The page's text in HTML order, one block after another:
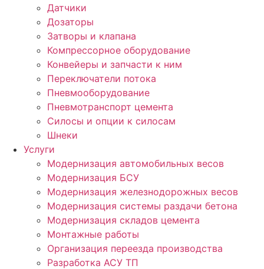
Датчики
Дозаторы
Затворы и клапана
Компрессорное оборудование
Конвейеры и запчасти к ним
Переключатели потока
Пневмооборудование
Пневмотранспорт цемента
Силосы и опции к силосам
Шнеки
Услуги
Модернизация автомобильных весов
Модернизация БСУ
Модернизация железнодорожных весов
Модернизация системы раздачи бетона
Модернизация складов цемента
Монтажные работы
Организация переезда производства
Разработка АСУ ТП